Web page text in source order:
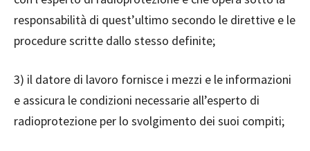
responsabilità di quest’ultimo secondo le direttive e le
procedure scritte dallo stesso definite;
3) il datore di lavoro fornisce i mezzi e le informazioni
e assicura le condizioni necessarie all’esperto di
radioprotezione per lo svolgimento dei suoi compiti;